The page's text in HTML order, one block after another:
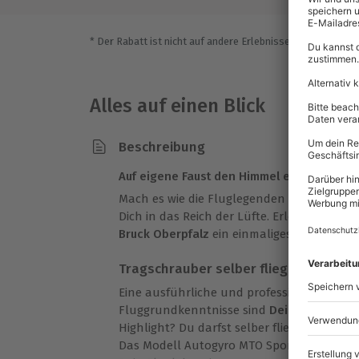
* Der Rabatt ist nicht auf andere Erlebnisse bei der
Alles auf einen Blick
Beschreibung
Auf eigene Faust den Himmel erkunden
Mach es wie die Fluglegenden Amelia
Dich in das Reich der Lüfte. Erlebe beim
Bruck Oberpfalz ein einmaliges Erlebnis.
Tragschrauber selber fliegen – Du
Eine ausführliche und professionelle
Fluggrundkenntnisse sind Dein Start in
Highlight? Du darfst selber fliegen!
Das Modell Autogyro MTO Sport steht Dir